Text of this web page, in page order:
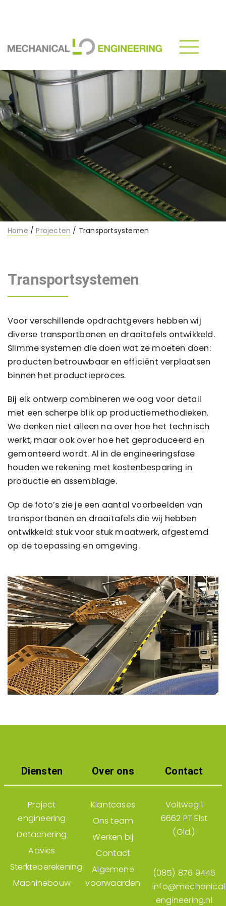
Home /Projecten / Transportsystemen
Transportsystemen
Voor verschillende opdrachtgevers hebben wij
diverse transportbanen en draaitafels ontwikkeld.
Slimme systemen die doen wat ze moeten doen:
producten betrouwbaar en efficiënt verplaatsen
binnen het productieproces.
Bij elk ontwerp combineren we oog voor detail
met een scherpe blik op productiemethodieken.
We denken niet alleen na over hoe het technisch
werkt, maar ook over hoe het geproduceerd en
gemonteerd wordt. Al in de engineeringsfase
houden we rekening met kostenbesparing in
productie en assemblage.
Op de foto’s zie je een aantal voorbeelden van
transportbanen en draaitafels die wij hebben
ontwikkeld: stuk voor stuk maatwerk, afgestemd
op de toepassing en omgeving.
Diensten
Project
engineering
Detachering
Advies
Sterkteberekening
Machinebouw
Over ons
Klantcases
Ons team
Werken bij
Contact
Algemene
voorwaarden
Contact
Voltweg 1
6662 PT Elst
(Gld.)
(085) 876 9446
engineering.nl